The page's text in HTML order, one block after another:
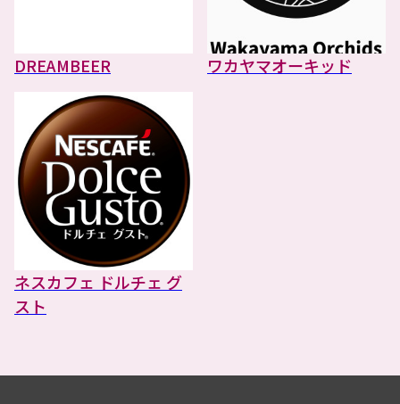
DREAMBEER ワカヤマオーキッド
ネスカフェ ドルチェ グ
スト